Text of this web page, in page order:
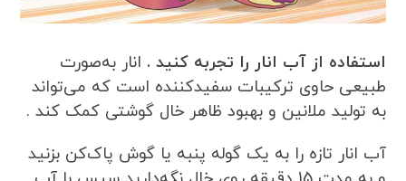
استفاده از آب انار را تجربه کنید . انار به‌صورت
طبیعی حاوی ترکیبات سفیدکننده است که می‌تواند
به تولید ملانین و بهبود ظاهر خال گوشتی کمک کند .
آب انار تازه را به یک گوله پنبه یا گوش پاک‌کن بزنید